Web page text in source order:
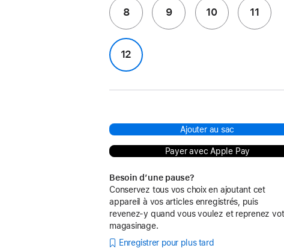
8 9 10 11
12
Ajouter au sac
Payer avec Apple Pay
Besoin d’une pause?
Conservez tous vos choix en ajoutant cet
appareil à vos articles enregistrés, puis
revenez-y quand vous voulez et reprenez
magasinage.
Enregistrer pour plus tard